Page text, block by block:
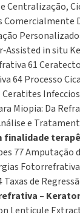
Centralização,
in situ
61
64 Processo
Miopia: Da
e
finalidade
77 Amputação
de
–